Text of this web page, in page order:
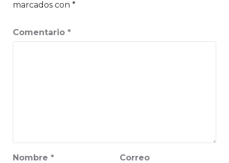
marcados con *
Comentario *
Nombre *
Correo